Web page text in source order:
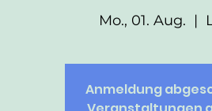
Mo., 01. Aug.
  |
Anmeldung